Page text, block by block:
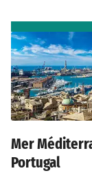
Mer
Portugal